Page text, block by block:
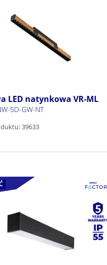
LED natynkowa VR-ML
5D-GW-NT
39633